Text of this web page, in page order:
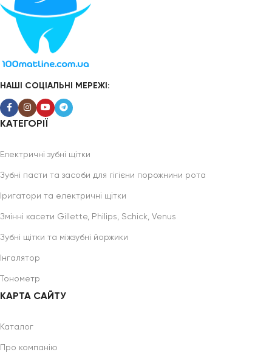
НАШІ СОЦІАЛЬНІ МЕРЕЖІ:
КАТЕГОРІЇ
Електричні зубні щітки
Зубні пасти та засоби для гігієни порожнини рота
Іригатори та електричні щітки
Змінні касети Gillette, Philips, Schick, Venus
Зубні щітки та міжзубні йоржики
Інгалятор
Тонометр
КАРТА САЙТУ
Каталог
Про компанію